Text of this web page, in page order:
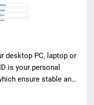
desktop PC, laptop or
is your personal
ensure stable and